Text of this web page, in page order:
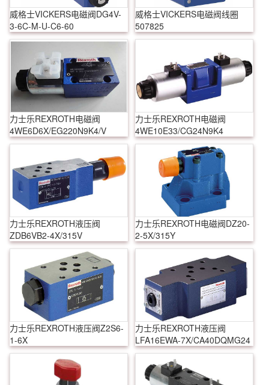
威格士VICKERS电磁阀DG4V-
3-6C-M-U-C6-60
威格士VICKERS电磁阀线圈
507825
力士乐REXROTH电磁阀
4WE6D6X/EG220N9K4/V
力士乐REXROTH电磁阀
4WE10E33/CG24N9K4
力士乐REXROTH液压阀
ZDB6VB2-4X/315V
力士乐REXROTH电磁阀DZ20-
2-5X/315Y
力士乐REXROTH液压阀Z2S6-
1-6X
力士乐REXROTH液压阀
LFA16EWA-7X/CA40DQMG24